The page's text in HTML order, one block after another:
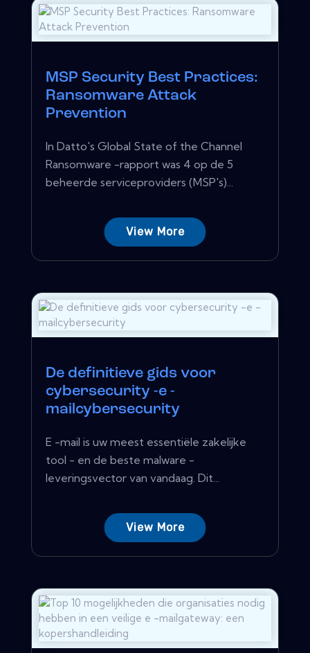
MSP Security Best Practices:
Ransomware Attack
Prevention
In Datto's Global State of the Channel
Ransomware -rapport was 4 op de 5
beheerde serviceproviders (MSP's)...
View More
De definitieve gids voor
cybersecurity -e -
mailcybersecurity
E -mail is uw meest essentiële zakelijke
tool - en de beste malware -
leveringsvector van vandaag. Dit...
View More